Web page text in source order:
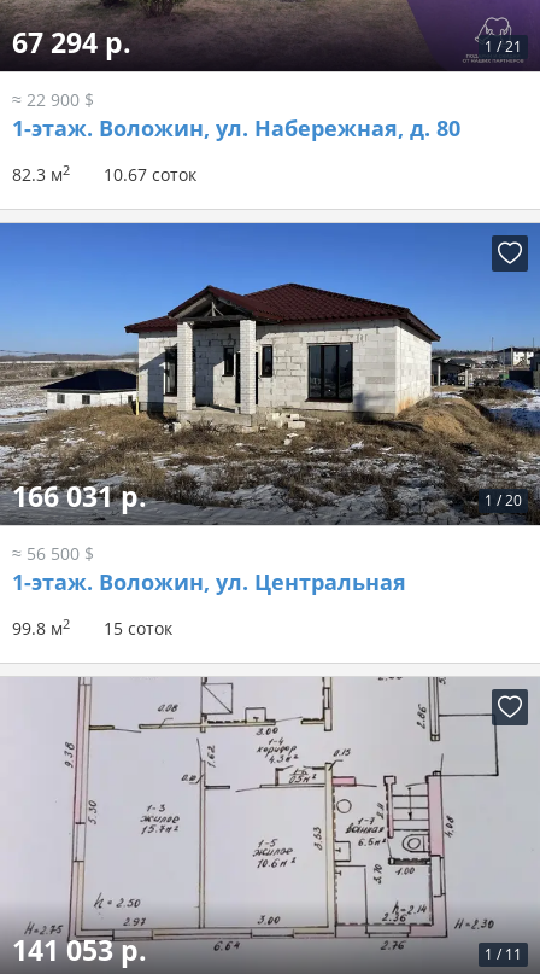
1 /21
67 294 р.
≈ 22 900 $
1-этаж. Воложин, ул. Набережная, д. 80
82.3 м2 10.67 соток
1 /20
166 031 р.
≈ 56 500 $
1-этаж. Воложин, ул. Центральная
99.8 м2 15 соток
1 / 11
141 053 р.